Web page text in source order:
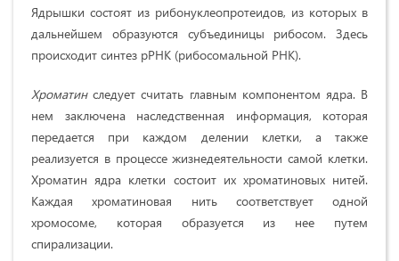
Ядрышки состоят из рибонуклеопротеидов, из которых в
дальнейшем образуются субъединицы рибосом. Здесь
происходит синтез рРНК (рибосомальной РНК).
Хроматинследует считать главным компонентом ядра. В
нем заключена наследственная информация, которая
передается при каждом делении клетки, а также
реализуется в процессе жизнедеятельности самой клетки.
Хроматин ядра клетки состоит их хроматиновых нитей.
Каждая хроматиновая нить соответствует одной
хромосоме, которая образуется из нее путем
спирализации.